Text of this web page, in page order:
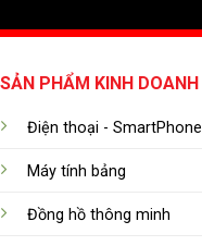
SẢN PHẨM KINH DOANH
Điện thoại - SmartPhone
Máy tính bảng
Đồng hồ thông minh